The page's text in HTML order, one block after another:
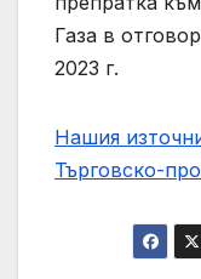
Газа в
2023 г.
Нашия
Търговско-